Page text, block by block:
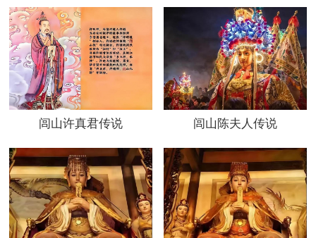
闾山许真君传说 闾山陈夫人传说